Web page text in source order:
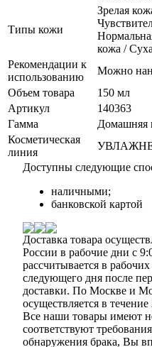
Типы кожи
Зрелая
кожа /
Рекомендации к
использованию
Можно
Объем товара
150 мл
Артикул
140363
Гамма
Домашняя
Косметическая
линия
Доступны следующие
наличными;
банковской картой
Доставка товара
России в рабочие дни с
рассчитывается в
следующего дня после
доставки. По Москве и
осуществляется в
Все наши товары имеют
соответствуют
обнаружения брака, Вы